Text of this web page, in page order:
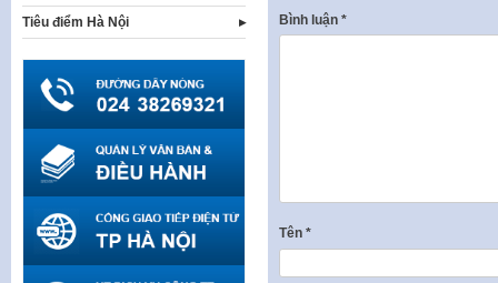
Bình luận *
Tên *
Tiêu điểm Hà Nội